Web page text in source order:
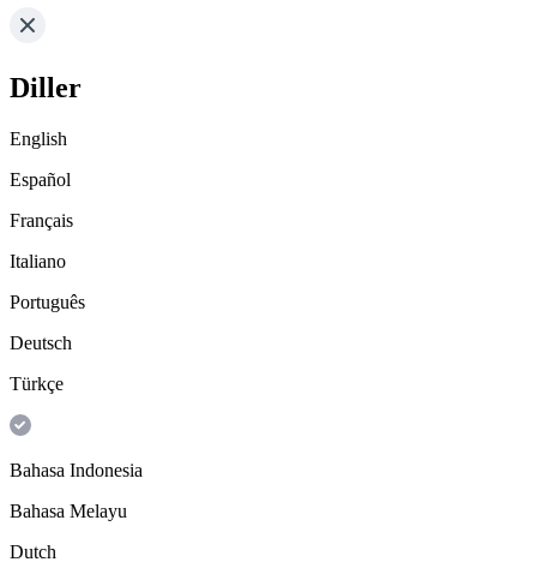
Diller
English
Español
Français
Italiano
Português
Deutsch
Türkçe
Bahasa Indonesia
Bahasa Melayu
Dutch